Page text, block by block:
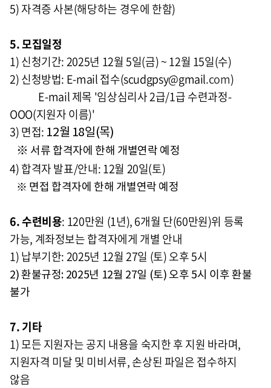
5) 자격증 사본(해당하는 경우에 한함)
5. 모집일정
1) 신청기간: 2025년 12월 5일(금) ~ 12월 15일(수)
2) 신청방법: E-mail 접수(scudgpsy@gmail.com)
E-mail 제목 '임상심리사 2급/1급 수련과정-
OOO(지원자 이름)'
3) 면접: 12월 18일(목)
※ 서류 합격자에 한해 개별연락 예정
4) 합격자 발표/안내: 12월 20일(토)
※ 면접 합격자에 한해 개별연락 예정
6. 수련비용: 120만원 (1년), 6개월 단(60만원)위 등록
가능, 계좌정보는 합격자에게 개별 안내
1) 납부기한: 2025년 12월 27일 (토) 오후 5시
2) 환불규정: 2025년 12월 27일 (토) 오후 5시 이후 환불
불가
7. 기타
1) 모든 지원자는 공지 내용을 숙지한 후 지원 바라며,
지원자격 미달 및 미비서류, 손상된 파일은 접수하지
않음